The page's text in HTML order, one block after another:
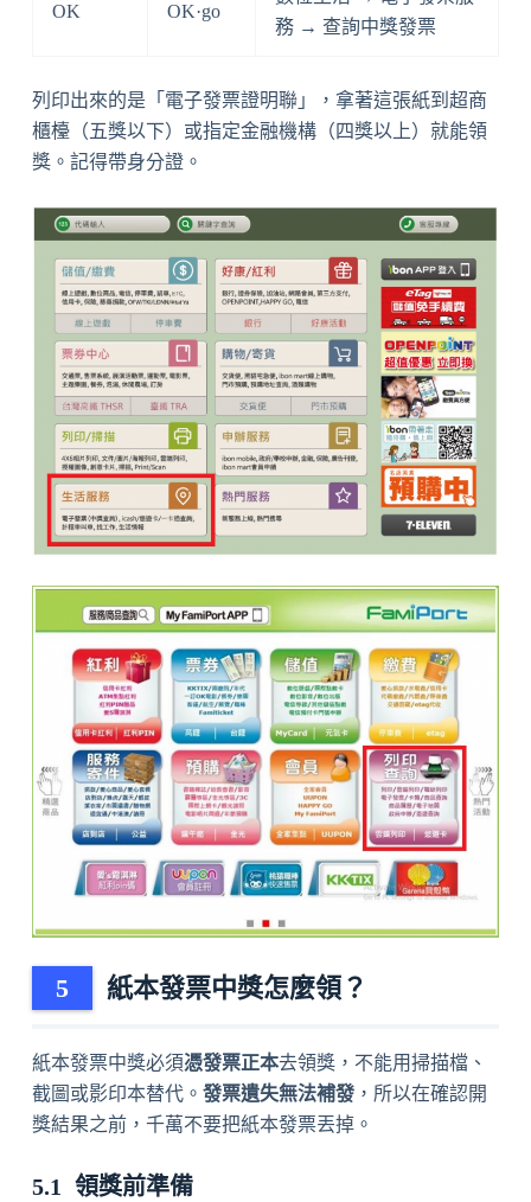
OK OK·go
務 → 查詢中獎發票
列印出來的是「電子發票證明聯」，拿著這張紙到超商
櫃檯（五獎以下）或指定金融機構（四獎以上）就能領
獎。記得帶身分證。
紙本發票中獎怎麼領？
紙本發票中獎必須憑發票正本去領獎，不能用掃描檔、
截圖或影印本替代。 發票遺失無法補發，所以在確認開
獎結果之前，千萬不要把紙本發票丟掉。
領獎前準備